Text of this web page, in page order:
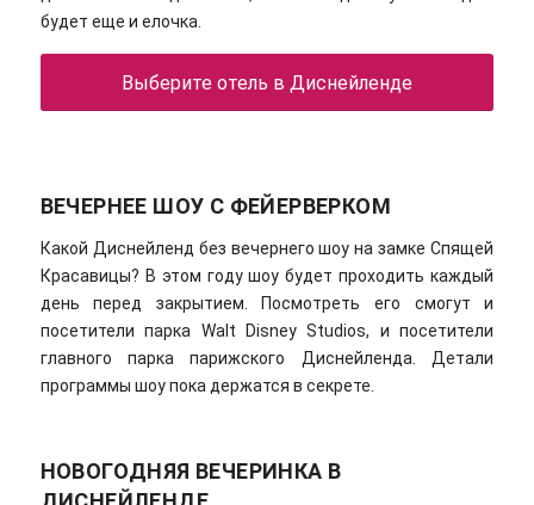
будет еще и елочка.
Выберите отель в Диснейленде
ВЕЧЕРНЕЕ ШОУ С ФЕЙЕРВЕРКОМ
Какой Диснейленд без вечернего шоу на замке Спящей
Красавицы? В этом году шоу будет проходить каждый
день перед закрытием. Посмотреть его смогут и
посетители парка Walt Disney Studios, и посетители
главного парка парижского Диснейленда. Детали
программы шоу пока держатся в секрете.
НОВОГОДНЯЯ ВЕЧЕРИНКА В